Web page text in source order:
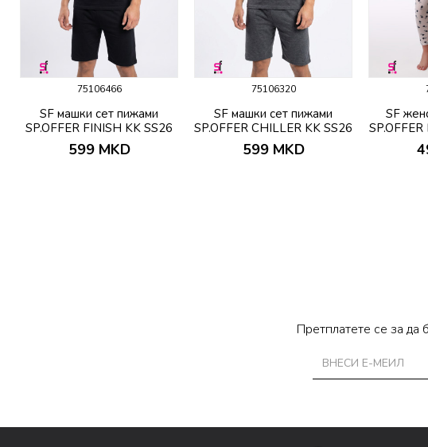
75106466
SF машки сет пижами
SP.OFFER FINISH KK SS26
599 MKD
75106320
SF машки сет пижами
SP.OFFER CHILLER KK SS26
599 MKD
SF
Претплатете се за да